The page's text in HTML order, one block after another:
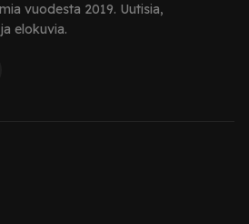
vuodesta 2019. Uutisia,
elokuvia.